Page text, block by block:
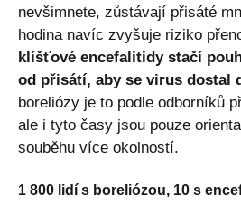
nevšimnete, zůstávají přisáté
hodina navíc zvyšuje riziko
klíšťové encefalitidy stačí
od přisátí, aby se virus dostal
boreliózy je to podle odborníků
ale i tyto časy jsou pouze
souběhu více okolností.
1 800 lidí s boreliózou, 10 s